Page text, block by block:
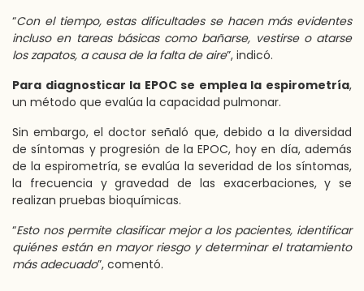
“Con el tiempo, estas dificultades se hacen más evidentes
incluso en tareas básicas como bañarse, vestirse o atarse
los zapatos, a causa de la falta de aire”, indicó.
Para diagnosticar la EPOC se emplea la espirometría,
un método que evalúa la capacidad pulmonar.
Sin embargo, el doctor señaló que, debido a la diversidad
de síntomas y progresión de la EPOC, hoy en día, además
de la espirometría, se evalúa la severidad de los síntomas,
la frecuencia y gravedad de las exacerbaciones, y se
realizan pruebas bioquímicas.
“Esto nos permite clasificar mejor a los pacientes, identificar
quiénes están en mayor riesgo y determinar el tratamiento
más adecuado”, comentó.